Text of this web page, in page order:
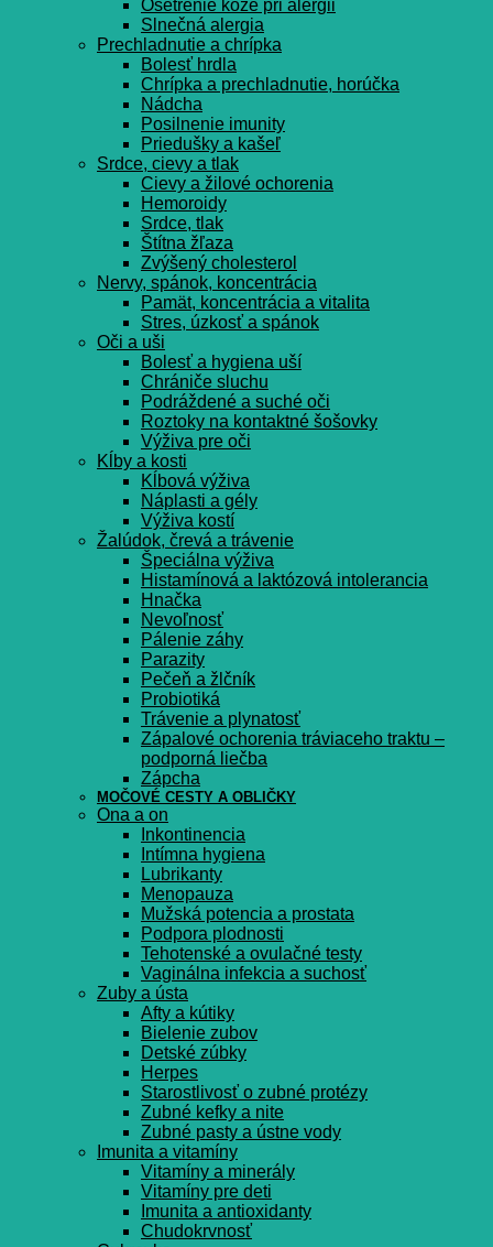
Ošetrenie kože pri alergii
Slnečná alergia
Prechladnutie a chrípka
Bolesť hrdla
Chrípka a prechladnutie, horúčka
Nádcha
Posilnenie imunity
Priedušky a kašeľ
Srdce, cievy a tlak
Cievy a žilové ochorenia
Hemoroidy
Srdce, tlak
Štítna žľaza
Zvýšený cholesterol
Nervy, spánok, koncentrácia
Pamät, koncentrácia a vitalita
Stres, úzkosť a spánok
Oči a uši
Bolesť a hygiena uší
Chrániče sluchu
Podráždené a suché oči
Roztoky na kontaktné šošovky
Výživa pre oči
Kĺby a kosti
Kĺbová výživa
Náplasti a gély
Výživa kostí
Žalúdok, črevá a trávenie
Špeciálna výživa
Histamínová a laktózová intolerancia
Hnačka
Nevoľnosť
Pálenie záhy
Parazity
Pečeň a žlčník
Probiotiká
Trávenie a plynatosť
Zápalové ochorenia tráviaceho traktu –
podporná liečba
Zápcha
MOČOVÉ CESTY A OBLIČKY
Ona a on
Inkontinencia
Intímna hygiena
Lubrikanty
Menopauza
Mužská potencia a prostata
Podpora plodnosti
Tehotenské a ovulačné testy
Vaginálna infekcia a suchosť
Zuby a ústa
Afty a kútiky
Bielenie zubov
Detské zúbky
Herpes
Starostlivosť o zubné protézy
Zubné kefky a nite
Zubné pasty a ústne vody
Imunita a vitamíny
Vitamíny a minerály
Vitamíny pre deti
Imunita a antioxidanty
Chudokrvnosť